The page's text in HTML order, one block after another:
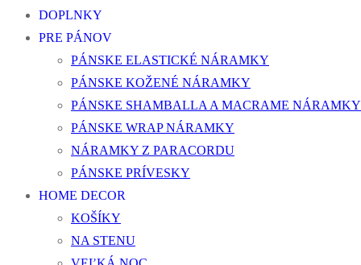
DOPLNKY
PRE PÁNOV
PÁNSKE ELASTICKÉ NÁRAMKY
PÁNSKE KOŽENÉ NÁRAMKY
PÁNSKE SHAMBALLA A MACRAME NÁRAMKY
PÁNSKE WRAP NÁRAMKY
NÁRAMKY Z PARACORDU
PÁNSKE PRÍVESKY
HOME DECOR
KOŠÍKY
NA STENU